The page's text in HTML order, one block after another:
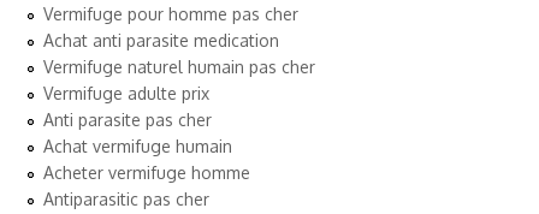
Vermifuge pour homme pas cher
Achat anti parasite medication
Vermifuge naturel humain pas cher
Vermifuge adulte prix
Anti parasite pas cher
Achat vermifuge humain
Acheter vermifuge homme
Antiparasitic pas cher